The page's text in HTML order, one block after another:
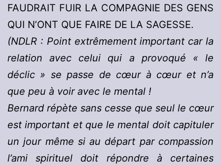
FAUDRAIT FUIR LA COMPAGNIE DES GENS
QUI N’ONT QUE FAIRE DE LA SAGESSE.
(NDLR : Point extrêmement important car la
relation avec celui qui a provoqué « le
déclic » se passe de cœur à cœur et n’a
que peu à voir avec le mental !
Bernard répète sans cesse que seul le cœur
est important et que le mental doit capituler
un jour même si au départ par compassion
l’ami spirituel doit répondre à certaines